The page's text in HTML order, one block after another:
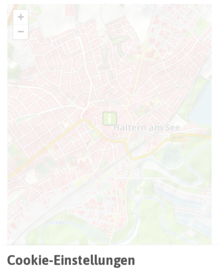
+
−
Cookie-Einstellungen